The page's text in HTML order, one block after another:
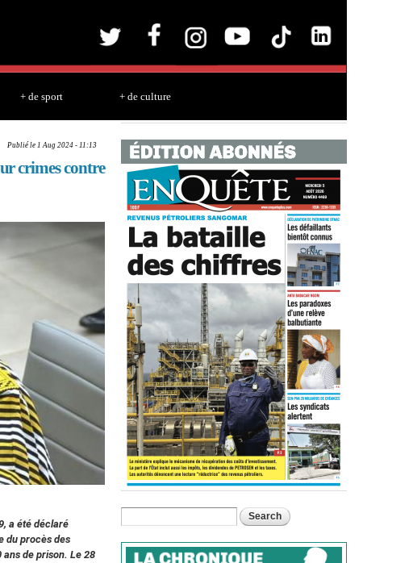
+ de sport + de culture
Publié le 1 Aug 2024 - 11:13
crimes contre
a été déclaré
du procès des
de prison. Le 28
Search form